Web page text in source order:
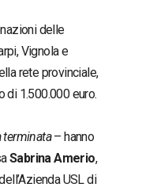
delle
Vignola e
rete provinciale,
di 1.500.000 euro.
terminata– hanno
Sabrina Amerio,
USL di